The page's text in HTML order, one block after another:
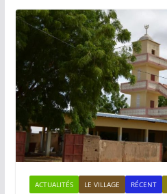
ACTUALITÉS LE VILLAGE RÉCENT